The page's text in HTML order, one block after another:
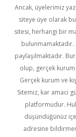
Ancak, üyelerimiz
siteye üye olarak
sitesi, herhangi bir
bulunmamaktadır.
paylaşılmaktadır.
olup, gerçek kurum
Gerçek kurum ve
Sitemiz, kar amacı
platformudur.
düşündüğünüz
adresine